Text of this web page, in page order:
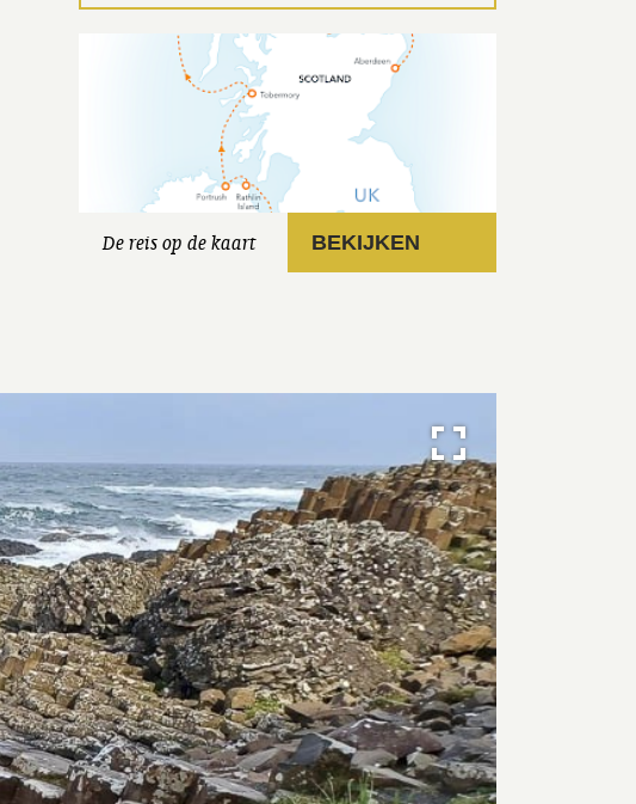
De reis op de kaart BEKIJKEN